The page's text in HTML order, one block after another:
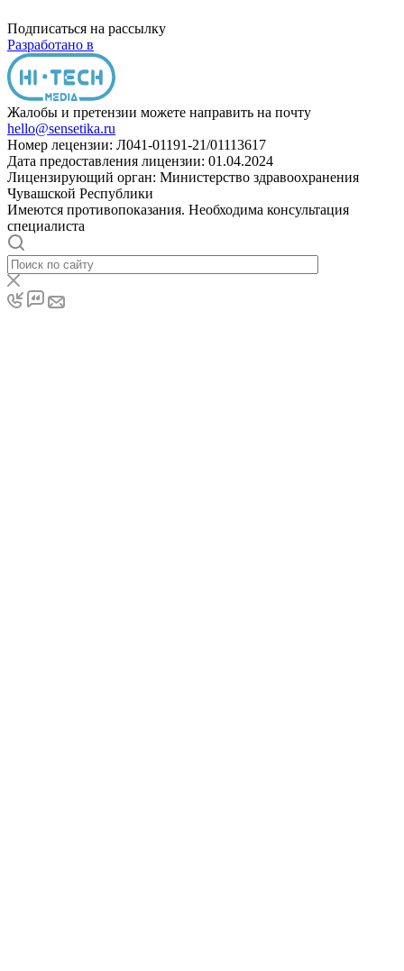
Подписаться на рассылку
Разработано в
Жалобы и претензии можете направить на почту
hello@sensetika.ru
Номер лецензии: Л041-01191-21/01113617
Дата предоставления лицензии: 01.04.2024
Лицензирующий орган: Министерство здравоохранения
Чувашской Республики
Имеются противопоказания. Необходима консультация
специалиста